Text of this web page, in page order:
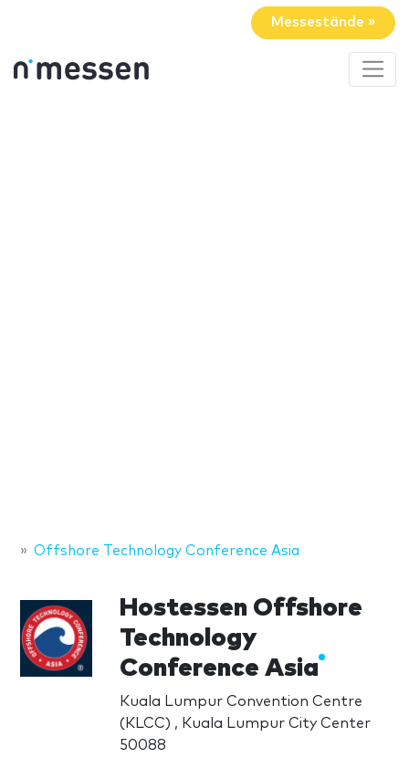
Messestände »
Offshore Technology Conference Asia
Hostessen Offshore
Technology
Conference Asia
Kuala Lumpur Convention Centre
(KLCC) , Kuala Lumpur City Center
50088